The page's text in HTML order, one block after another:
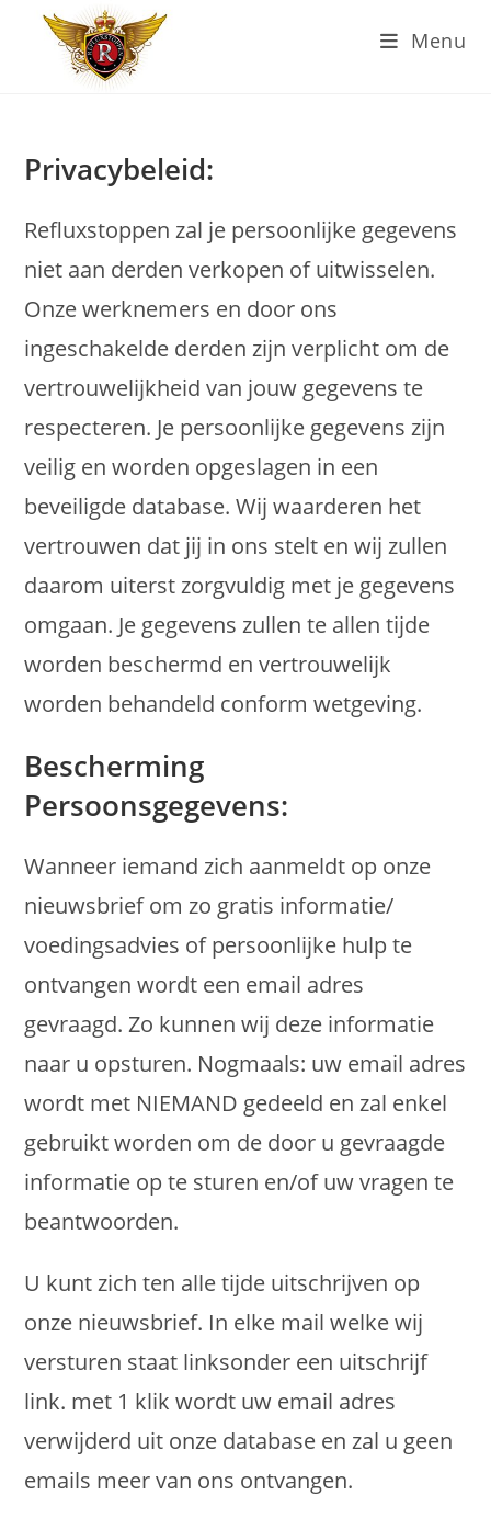
Menu
Privacybeleid:
Refluxstoppen zal je persoonlijke gegevens
niet aan derden verkopen of uitwisselen.
Onze werknemers en door ons
ingeschakelde derden zijn verplicht om de
vertrouwelijkheid van jouw gegevens te
respecteren. Je persoonlijke gegevens zijn
veilig en worden opgeslagen in een
beveiligde database. Wij waarderen het
vertrouwen dat jij in ons stelt en wij zullen
daarom uiterst zorgvuldig met je gegevens
omgaan. Je gegevens zullen te allen tijde
worden beschermd en vertrouwelijk
worden behandeld conform wetgeving.
Bescherming
Persoonsgegevens:
Wanneer iemand zich aanmeldt op onze
nieuwsbrief om zo gratis informatie/
voedingsadvies of persoonlijke hulp te
ontvangen wordt een email adres
gevraagd. Zo kunnen wij deze informatie
naar u opsturen. Nogmaals: uw email adres
wordt met NIEMAND gedeeld en zal enkel
gebruikt worden om de door u gevraagde
informatie op te sturen en/of uw vragen te
beantwoorden.
U kunt zich ten alle tijde uitschrijven op
onze nieuwsbrief. In elke mail welke wij
versturen staat linksonder een uitschrijf
link. met 1 klik wordt uw email adres
verwijderd uit onze database en zal u geen
emails meer van ons ontvangen.